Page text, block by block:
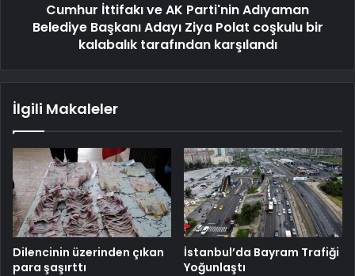
Cumhur İttifakı ve AK Parti'nin Adıyaman
Belediye Başkanı Adayı Ziya Polat coşkulu bir
kalabalık tarafından karşılandı
İlgili Makaleler
Dilencinin üzerinden çıkan
para şaşırttı
İstanbul’da Bayram Trafiği
Yoğunlaştı